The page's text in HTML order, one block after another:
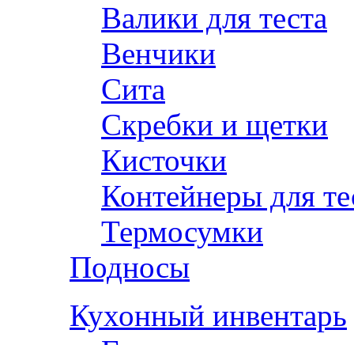
Валики для теста
Венчики
Сита
Скребки и щетки
Кисточки
Контейнеры для
Термосумки
Подносы
Кухонный инвентарь